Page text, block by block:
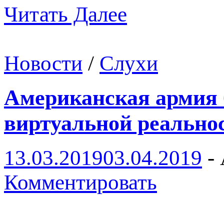
Читать Далее
Новости / Слухи
Американская армия
виртуальной
13.03.201903.04.2019 -
Комментировать